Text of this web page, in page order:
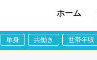
ホーム
単身 共働き 世帯年収